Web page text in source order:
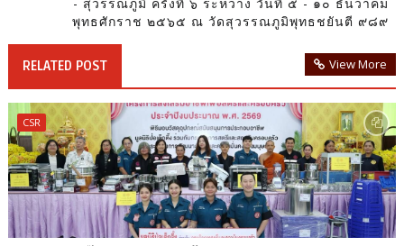
พุทธศักราช ๒๕๖๕​ ณ วัดสุวรรณภูมิพุทธชยันตี ๙๘๙
RELATED POST View More
CSR